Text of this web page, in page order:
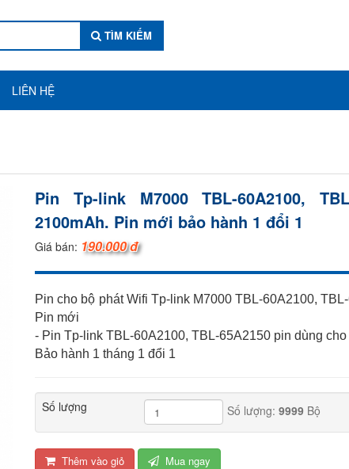
TÌM KIẾM
LIÊN HỆ
Pin Tp-link M7000 TBL-60A2100,
2100mAh. Pin mới bảo hành 1 đổi 1
Giá bán: 190.000 đ
Pin cho bộ phát Wifi Tp-link M7000 TBL-60A2100,
Pin mới
- Pin Tp-link TBL-60A2100, TBL-65A2150 pin dùng
Bảo hành 1 tháng 1 đổi 1
Số lượng Số lượng: 9999Bộ
Thêm vào giỏ Mua ngay